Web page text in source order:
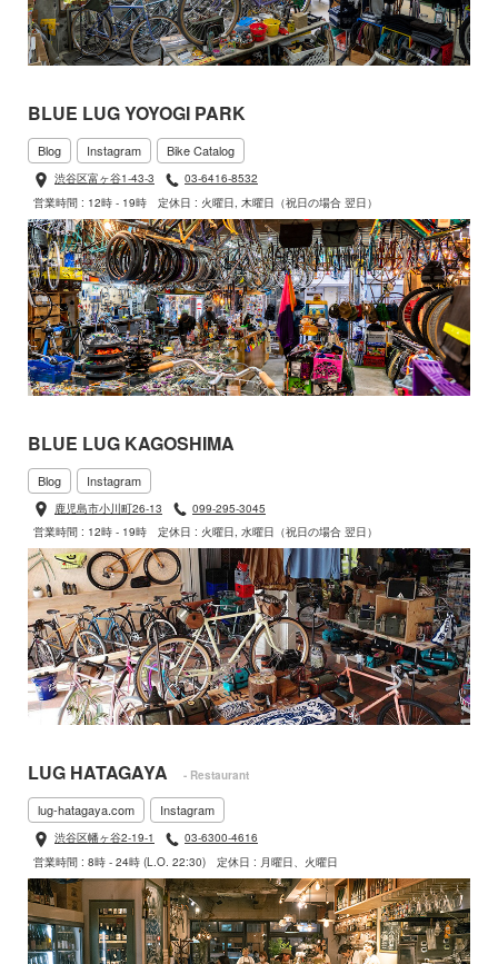
BLUE LUG YOYOGI PARK
Blog Instagram Bike Catalog
渋谷区富ヶ谷1-43-3
03-6416-8532
営業時間 : 12時 - 19時
定休日 : 火曜日, 木曜日（祝日の場合 翌日）
BLUE LUG KAGOSHIMA
Blog Instagram
鹿児島市小川町26-13
099-295-3045
営業時間 : 12時 - 19時
定休日 : 火曜日, 水曜日（祝日の場合 翌日）
LUG HATAGAYA - Restaurant
lug-hatagaya.com Instagram
渋谷区幡ヶ谷2-19-1
03-6300-4616
営業時間 : 8時 - 24時 (L.O. 22:30)
定休日 : 月曜日、火曜日